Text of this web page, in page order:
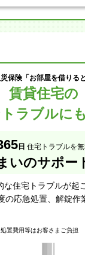
保険「お部屋を借りる
賃貸住宅の
ラブルに
日 住宅トラブルを
いのサポー
な住宅トラブルが起
の応急処置、解錠作
置費用等はお客さまご負担